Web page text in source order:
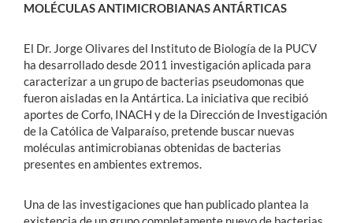
MOLÉCULAS ANTIMICROBIANAS ANTÁRTICAS
El Dr. Jorge Olivares del Instituto de Biología de la PUCV
ha desarrollado desde 2011 investigación aplicada para
caracterizar a un grupo de bacterias pseudomonas que
fueron aisladas en la Antártica. La iniciativa que recibió
aportes de Corfo, INACH y de la Dirección de Investigación
de la Católica de Valparaíso, pretende buscar nuevas
moléculas antimicrobianas obtenidas de bacterias
presentes en ambientes extremos.
Una de las investigaciones que han publicado plantea la